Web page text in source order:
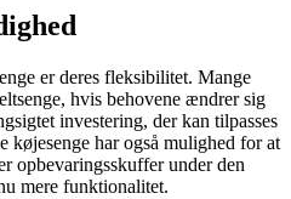
er deres fleksibilitet. Mange
hvis behovene ændrer sig
investering, der kan tilpasses
køjesenge har også mulighed for at
opbevaringsskuffer under den
mere funktionalitet.